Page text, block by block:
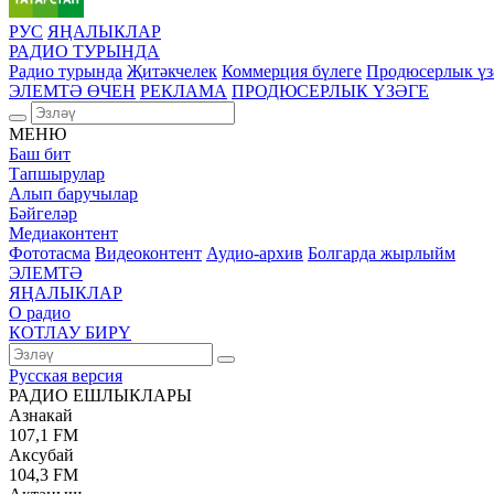
РУС ЯҢАЛЫКЛАР
РАДИО ТУРЫНДА
Радио турында Җитәкчелек Коммерция бүлеге Продюсерлык
ЭЛЕМТӘ ӨЧЕН РЕКЛАМА ПРОДЮСЕРЛЫК ҮЗӘГЕ
МЕНЮ
Баш бит
Тапшырулар
Алып баручылар
Бәйгеләр
Медиаконтент
Фототасма Видеоконтент Аудио-архив Болгарда жырлыйм
ЭЛЕМТӘ
ЯҢАЛЫКЛАР
О радио
КОТЛАУ БИРҮ
Русская версия
РАДИО ЕШЛЫКЛАРЫ
Азнакай
107,1 FM
Аксубай
104,3 FM